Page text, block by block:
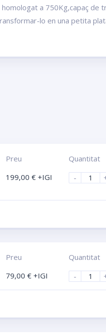
a 750Kg,capaç de
lo en una petita
Preu
199,00 € +IGI
Quantitat
-
Preu
79,00 € +IGI
Quantitat
-